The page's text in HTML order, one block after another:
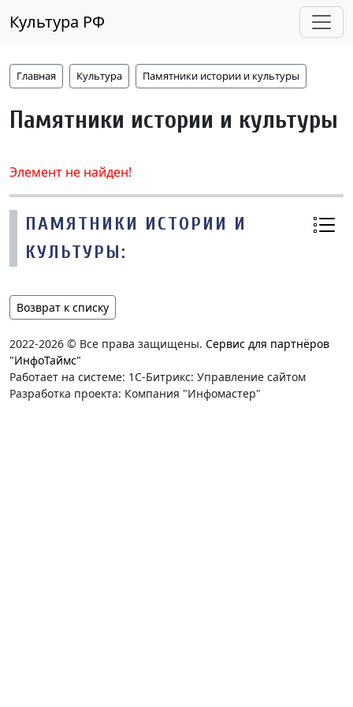
Культура РФ
Главная Культура Памятники истории и культуры
Памятники истории и культуры
Элемент не найден!
ПАМЯТНИКИ ИСТОРИИ И
КУЛЬТУРЫ:
Возврат к списку
2022-2026 © Все права защищены. Сервис для партнёров
"ИнфоТаймс"
Работает на системе: 1С-Битрикс: Управление сайтом
Разработка проекта: Компания "Инфомастер"